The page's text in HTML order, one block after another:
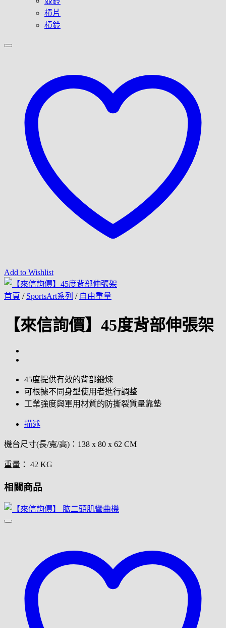
槓片
槓鈴
Add to Wishlist
首頁 / SportsArt系列 / 自由重量
【來信詢價】45度背部伸張架
45度提供有效的背部鍛煉
可根據不同身型使用者進行調整
工業強度與軍用材質的防撕裂質量靠墊
描述
機台尺寸(長/寬/高)：138 x 80 x 62 CM
重量： 42 KG
相關商品